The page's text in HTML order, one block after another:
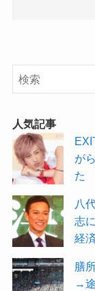
人気記事
が
た
八
志
経
膳
→